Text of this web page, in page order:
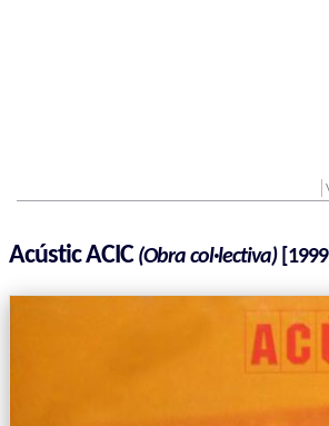
Acústic ACIC(Obra col·lectiva)[1999]